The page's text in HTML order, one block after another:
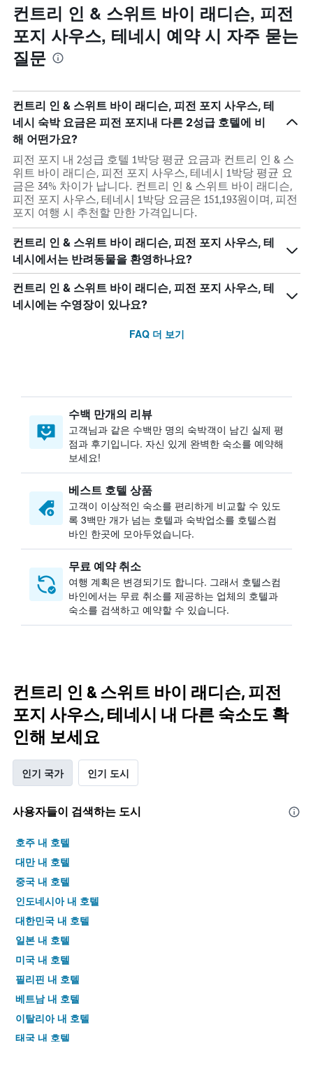
컨트리 인 & 스위트 바이 래디슨, 피전
포지 사우스, 테네시 예약 시 자주 묻는
질문
컨트리 인 & 스위트 바이 래디슨, 피전 포지 사우스, 테
네시 숙박 요금은 피전 포지내 다른 2성급 호텔에 비
해 어떤가요?
피전 포지 내 2성급 호텔 1박당 평균 요금과 컨트리 인 & 스
위트 바이 래디슨, 피전 포지 사우스, 테네시 1박당 평균 요
금은 34% 차이가 납니다. 컨트리 인 & 스위트 바이 래디슨,
피전 포지 사우스, 테네시 1박당 요금은 151,193원이며, 피전
포지 여행 시 추천할 만한 가격입니다.
컨트리 인 & 스위트 바이 래디슨, 피전 포지 사우스, 테
네시에서는 반려동물을 환영하나요?
컨트리 인 & 스위트 바이 래디슨, 피전 포지 사우스, 테
네시에는 수영장이 있나요?
FAQ 더 보기
수백 만개의 리뷰
고객님과 같은 수백만 명의 숙박객이 남긴 실제 평
점과 후기입니다. 자신 있게 완벽한 숙소를 예약해
보세요!
베스트 호텔 상품
고객이 이상적인 숙소를 편리하게 비교할 수 있도
록 3백만 개가 넘는 호텔과 숙박업소를 호텔스컴
바인 한곳에 모아두었습니다.
무료 예약 취소
여행 계획은 변경되기도 합니다. ​그래서 호텔스컴
바인에서는 무료 취소를 제공하는 업체의 호텔과
숙소를 검색하고 예약할 수 있습니다.
컨트리 인 & 스위트 바이 래디슨, 피전
포지 사우스, 테네시 내 다른 숙소도 확
인해 보세요
인기 국가 인기 도시
사용자들이 검색하는 도시
호주 내 호텔
대만 내 호텔
중국 내 호텔
인도네시아 내 호텔
대한민국 내 호텔
일본 내 호텔
미국 내 호텔
필리핀 내 호텔
베트남 내 호텔
이탈리아 내 호텔
태국 내 호텔